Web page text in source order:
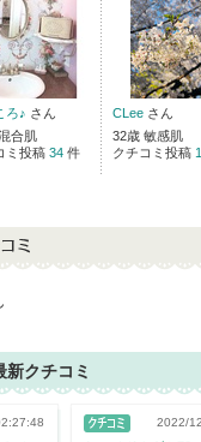
ろ♪ さん
合肌
ミ投稿 34 件
CLee さん
32歳 敏感肌
クチコミ投稿
新クチコミ
2022/